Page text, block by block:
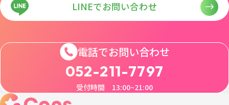
LINEでお問い合わせ
電話でお問い合わせ
052-211-7797
受付時間 13:00~21:00